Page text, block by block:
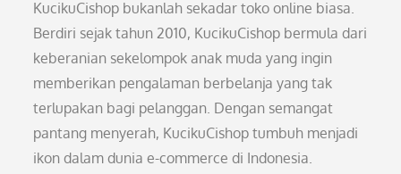
KucikuCishop bukanlah sekadar toko online biasa.
Berdiri sejak tahun 2010, KucikuCishop bermula dari
keberanian sekelompok anak muda yang ingin
memberikan pengalaman berbelanja yang tak
terlupakan bagi pelanggan. Dengan semangat
pantang menyerah, KucikuCishop tumbuh menjadi
ikon dalam dunia e-commerce di Indonesia.